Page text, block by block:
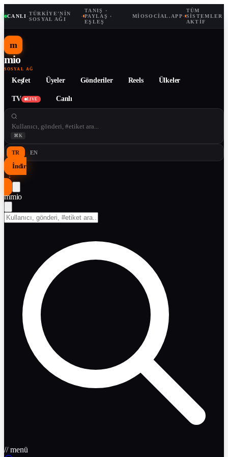
CANLI ·TÜRKIYE'NIN
SOSYAL AĞI
·
TANIŞ ·
PAYLAŞ ·
EŞLEŞ
MIOSOCIAL.APP·
TÜM
SISTEMLER
AKTIF
m
mio
SOSYAL AĞ
Keşfet Üyeler Gönderiler Reels Ülkeler
TV LIVE Canlı
⌘K
TR EN
İndir
↓
mmio
// menü